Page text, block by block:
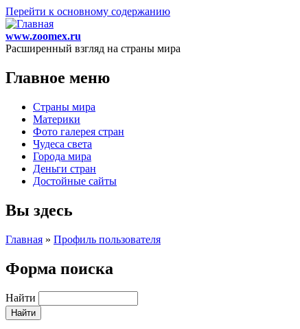
Перейти к основному содержанию
www.zoomex.ru
Расширенный взгляд на страны мира
Главное меню
Страны мира
Материки
Фото галерея стран
Чудеса света
Города мира
Деньги стран
Достойные сайты
Вы здесь
Главная » Профиль пользователя
Форма поиска
Найти